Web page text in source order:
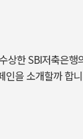
상한 SBI저축은
인을 소개할까 합